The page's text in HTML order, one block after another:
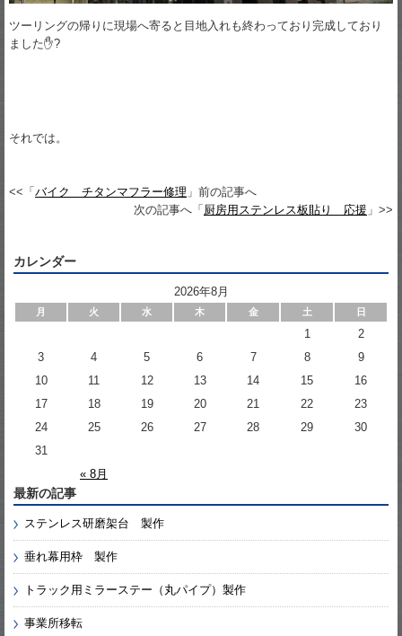
ツーリングの帰りに現場へ寄ると目地入れも終わっており完成しており
ました✋?
それでは。
<<「バイク チタンマフラー修理 」前の記事へ
次の記事へ「厨房用ステンレス板貼り 応援 」>>
カレンダー
2026年8月
月 火 水 木 金 土 日
« 8月
1
2
3
4 5 6 7 8
9
10
11 12 13 14 15
16
17
18 19 20 21 22
23
24
25 26 27 28 29
30
31
最新の記事
ステンレス研磨架台 製作
垂れ幕用枠 製作
トラック用ミラーステー（丸パイプ）製作
事業所移転